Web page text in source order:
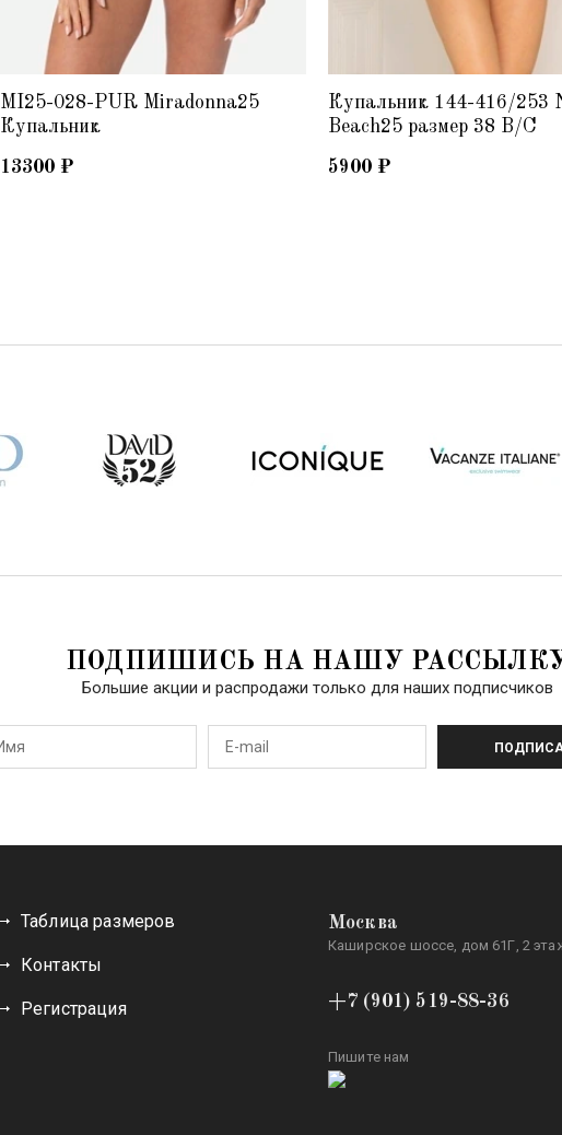
MI25-028-PUR Miradonna25
Купальник
13300 ₽
Купальник 144-416/253
Beach25 размер 38 B/C
5900 ₽
ПОДПИШИСЬ НА НАШУ
Большие акции и распродажи только для наших подписчиков
Таблица размеров
Контакты
Регистрация
Москва
Каширское шоссе, дом 61Г, 2
+7 (901) 519-88-36
Пишите нам